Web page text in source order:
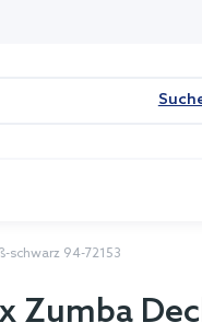
schwarz 94-72153
Zumba